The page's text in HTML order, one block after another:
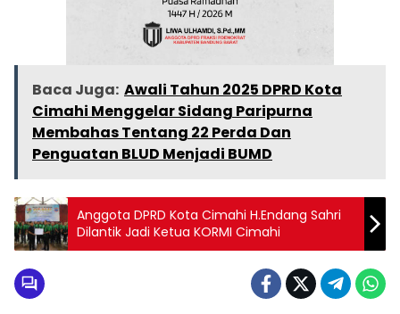
Baca Juga: Awali Tahun 2025 DPRD Kota
Cimahi Menggelar Sidang Paripurna
Membahas Tentang 22 Perda Dan
Penguatan BLUD Menjadi BUMD
Anggota DPRD Kota Cimahi H.Endang Sahri
Dilantik Jadi Ketua KORMI Cimahi